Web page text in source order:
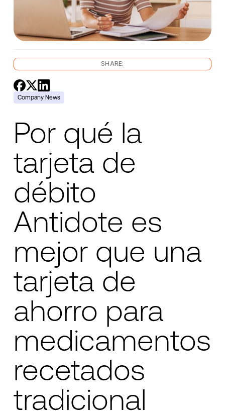
SHARE:
Company News
Por qué la
tarjeta de
débito
Antidote es
mejor que una
tarjeta de
ahorro para
medicamentos
recetados
tradicional